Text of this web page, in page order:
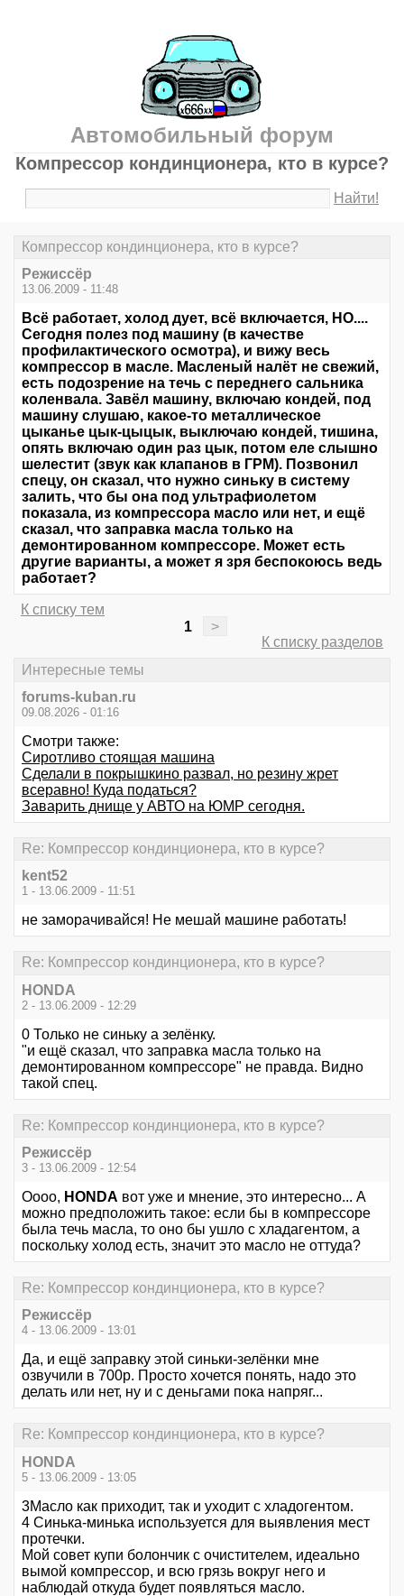
Автомобильный форум
Компрессор кондинционера, кто в курсе?
Найти!
Компрессор кондинционера, кто в курсе?
Режиссёр
13.06.2009 - 11:48
Всё работает, холод дует, всё включается, НО....
Сегодня полез под машину (в качестве
профилактического осмотра), и вижу весь
компрессор в масле. Масленый налёт не свежий,
есть подозрение на течь с переднего сальника
коленвала. Завёл машину, включаю кондей, под
машину слушаю, какое-то металлическое
цыканье цык-цыцык, выключаю кондей, тишина,
опять включаю один раз цык, потом еле слышно
шелестит (звук как клапанов в ГРМ). Позвонил
спецу, он сказал, что нужно синьку в систему
залить, что бы она под ультрафиолетом
показала, из компрессора масло или нет, и ещё
сказал, что заправка масла только на
демонтированном компрессоре. Может есть
другие варианты, а может я зря беспокоюсь ведь
работает?
К списку тем
1
>
К списку разделов
Интересные темы
forums-kuban.ru
09.08.2026 - 01:16
Смотри также:
Сиротливо стоящая машина
Сделали в покрышкино развал, но резину жрет
всеравно! Куда податься?
Заварить днище у АВТО на ЮМР сегодня.
Re: Компрессор кондинционера, кто в курсе?
kent52
1 - 13.06.2009 - 11:51
не заморачивайся! Не мешай машине работать!
Re: Компрессор кондинционера, кто в курсе?
HONDA
2 - 13.06.2009 - 12:29
0 Только не синьку а зелёнку.
"и ещё сказал, что заправка масла только на
демонтированном компрессоре" не правда. Видно
такой спец.
Re: Компрессор кондинционера, кто в курсе?
Режиссёр
3 - 13.06.2009 - 12:54
Оооо, HONDA вот уже и мнение, это интересно... А
можно предположить такое: если бы в компрессоре
была течь масла, то оно бы ушло с хладагентом, а
поскольку холод есть, значит это масло не оттуда?
Re: Компрессор кондинционера, кто в курсе?
Режиссёр
4 - 13.06.2009 - 13:01
Да, и ещё заправку этой синьки-зелёнки мне
озвучили в 700р. Просто хочется понять, надо это
делать или нет, ну и с деньгами пока напряг...
Re: Компрессор кондинционера, кто в курсе?
HONDA
5 - 13.06.2009 - 13:05
3Масло как приходит, так и уходит с хладогентом.
4 Синька-минька используется для выявления мест
протечки.
Мой совет купи болончик с очистителем, идеально
вымой компрессор, и всю грязь вокруг него и
наблюдай откуда будет появляться масло.